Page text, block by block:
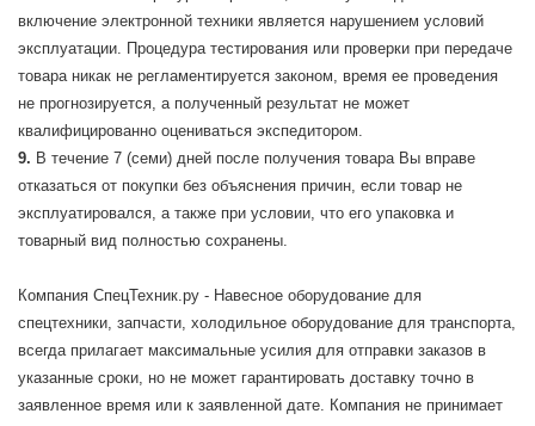
включение электронной техники является нарушением условий
эксплуатации. Процедура тестирования или проверки при передаче
товара никак не регламентируется законом, время ее проведения
не прогнозируется, а полученный результат не может
квалифицированно оцениваться экспедитором.
В течение 7 (семи) дней после получения товара Вы вправе
отказаться от покупки без объяснения причин, если товар не
эксплуатировался, а также при условии, что его упаковка и
товарный вид полностью сохранены.
Компания СпецТехник.ру - Навесное оборудование для
спецтехники, запчасти, холодильное оборудование для транспорта,
всегда прилагает максимальные усилия для отправки заказов в
указанные сроки, но не может гарантировать доставку точно в
заявленное время или к заявленной дате. Компания не принимает